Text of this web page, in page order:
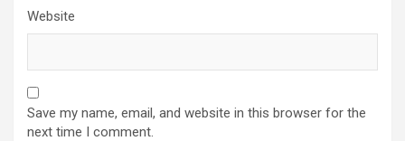
Website
Save my name, email, and website in this browser for the
next time I comment.